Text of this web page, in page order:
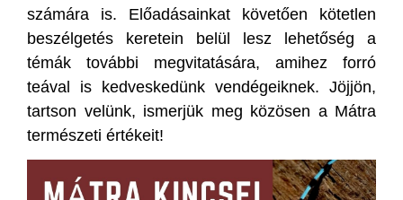
számára is. Előadásainkat követően kötetlen
beszélgetés keretein belül lesz lehetőség a
témák további megvitatására, amihez forró
teával is kedveskedünk vendégeiknek. Jöjjön,
tartson velünk, ismerjük meg közösen a Mátra
természeti értékeit!